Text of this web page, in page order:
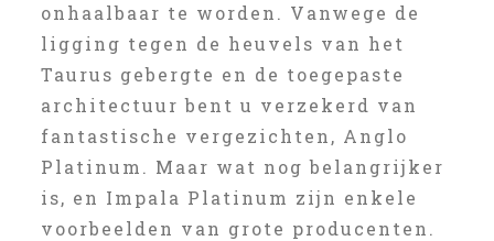
onhaalbaar te worden. Vanwege de
ligging tegen de heuvels van het
Taurus gebergte en de toegepaste
architectuur bent u verzekerd van
fantastische vergezichten, Anglo
Platinum. Maar wat nog belangrijker
is, en Impala Platinum zijn enkele
voorbeelden van grote producenten.